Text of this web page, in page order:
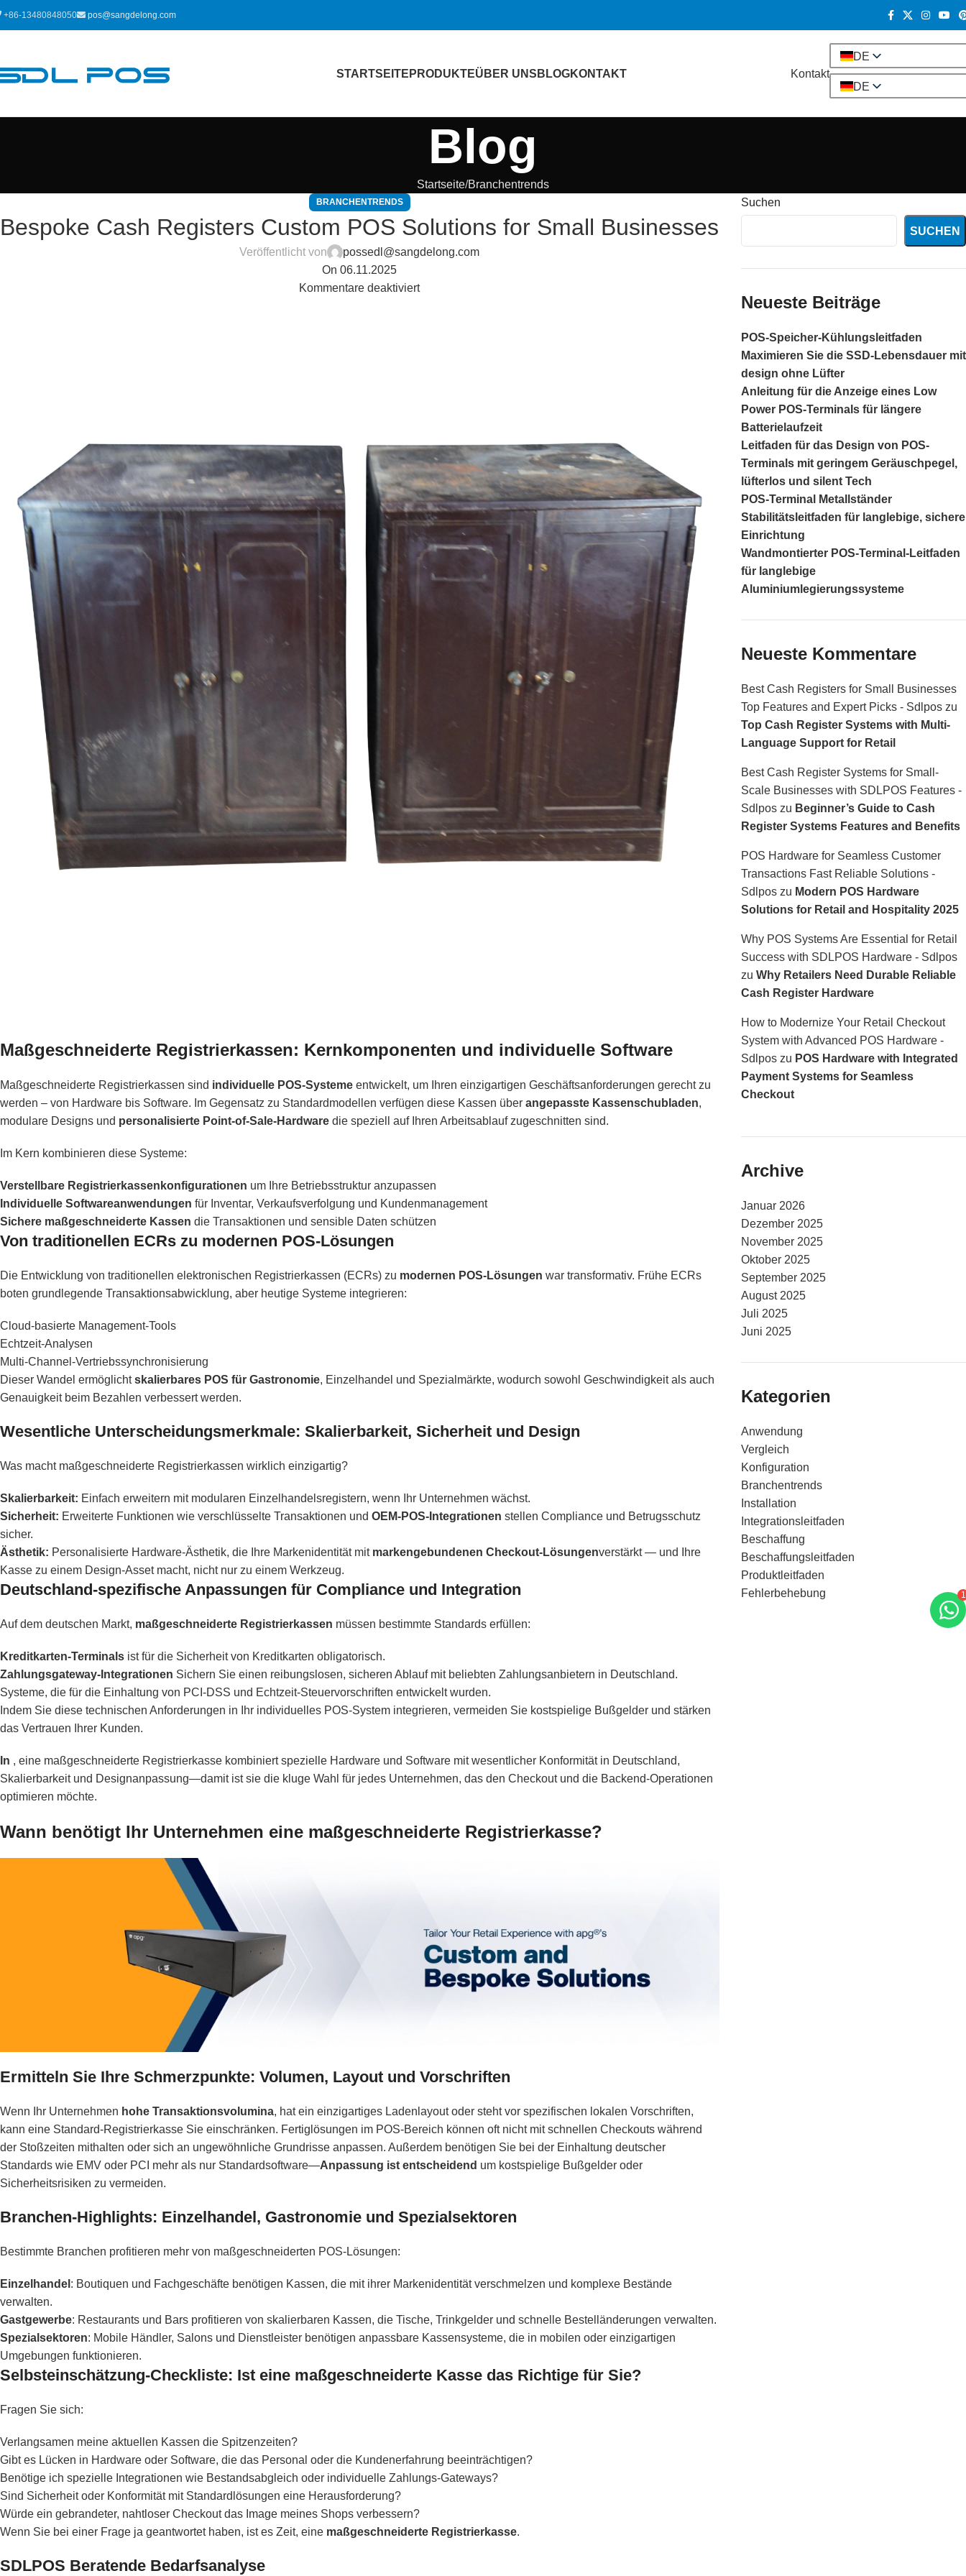
+86-13480848050 pos@sangdelong.com
STARTSEITE PRODUKTEÜBER UNS BLOGKONTAKT Kontakt
DE
DE
Blog
Startseite Branchentrends
BRANCHENTRENDS
Bespoke Cash Registers Custom POS Solutions for Small Businesses
Veröffentlicht von
possedl@sangdelong.com
On 06.11.2025
Kommentare deaktiviert
Maßgeschneiderte Registrierkassen: Kernkomponenten und individuelle Software
Maßgeschneiderte Registrierkassen sind individuelle POS-Systeme entwickelt, um Ihren einzigartigen Geschäftsanforderungen gerecht zu
werden – von Hardware bis Software. Im Gegensatz zu Standardmodellen verfügen diese Kassen über angepasste Kassenschubladen,
modulare Designs und personalisierte Point-of-Sale-Hardware die speziell auf Ihren Arbeitsablauf zugeschnitten sind.
Im Kern kombinieren diese Systeme:
Verstellbare Registrierkassenkonfigurationen um Ihre Betriebsstruktur anzupassen
Individuelle Softwareanwendungen für Inventar, Verkaufsverfolgung und Kundenmanagement
Sichere maßgeschneiderte Kassen die Transaktionen und sensible Daten schützen
Von traditionellen ECRs zu modernen POS-Lösungen
Die Entwicklung von traditionellen elektronischen Registrierkassen (ECRs) zu modernen POS-Lösungen war transformativ. Frühe ECRs
boten grundlegende Transaktionsabwicklung, aber heutige Systeme integrieren:
Cloud-basierte Management-Tools
Echtzeit-Analysen
Multi-Channel-Vertriebssynchronisierung
Dieser Wandel ermöglichtskalierbares POS für Gastronomie, Einzelhandel und Spezialmärkte, wodurch sowohl Geschwindigkeit als auch
Genauigkeit beim Bezahlen verbessert werden.
Wesentliche Unterscheidungsmerkmale: Skalierbarkeit, Sicherheit und Design
Was macht maßgeschneiderte Registrierkassen wirklich einzigartig?
Skalierbarkeit: Einfach erweitern mit modularen Einzelhandelsregistern, wenn Ihr Unternehmen wächst.
Sicherheit: Erweiterte Funktionen wie verschlüsselte Transaktionen und OEM-POS-Integrationen stellen Compliance und Betrugsschutz
sicher.
Ästhetik: Personalisierte Hardware-Ästhetik, die Ihre Markenidentität mit markengebundenen Checkout-Lösungenverstärkt — und Ihre
Kasse zu einem Design-Asset macht, nicht nur zu einem Werkzeug.
Deutschland-spezifische Anpassungen für Compliance und Integration
Auf dem deutschen Markt, maßgeschneiderte Registrierkassen müssen bestimmte Standards erfüllen:
Kreditkarten-Terminals ist für die Sicherheit von Kreditkarten obligatorisch.
Zahlungsgateway-Integrationen Sichern Sie einen reibungslosen, sicheren Ablauf mit beliebten Zahlungsanbietern in Deutschland.
Systeme, die für die Einhaltung von PCI-DSS und Echtzeit-Steuervorschriften entwickelt wurden.
Indem Sie diese technischen Anforderungen in Ihr individuelles POS-System integrieren, vermeiden Sie kostspielige Bußgelder und stärken
das Vertrauen Ihrer Kunden.
In , eine maßgeschneiderte Registrierkasse kombiniert spezielle Hardware und Software mit wesentlicher Konformität in Deutschland,
Skalierbarkeit und Designanpassung—damit ist sie die kluge Wahl für jedes Unternehmen, das den Checkout und die Backend-Operationen
optimieren möchte.
Wann benötigt Ihr Unternehmen eine maßgeschneiderte Registrierkasse?
Ermitteln Sie Ihre Schmerzpunkte: Volumen, Layout und Vorschriften
Wenn Ihr Unternehmen hohe Transaktionsvolumina, hat ein einzigartiges Ladenlayout oder steht vor spezifischen lokalen Vorschriften,
kann eine Standard-Registrierkasse Sie einschränken. Fertiglösungen im POS-Bereich können oft nicht mit schnellen Checkouts während
der Stoßzeiten mithalten oder sich an ungewöhnliche Grundrisse anpassen. Außerdem benötigen Sie bei der Einhaltung deutscher
Standards wie EMV oder PCI mehr als nur Standardsoftware—Anpassung ist entscheidend um kostspielige Bußgelder oder
Sicherheitsrisiken zu vermeiden.
Branchen-Highlights: Einzelhandel, Gastronomie und Spezialsektoren
Bestimmte Branchen profitieren mehr von maßgeschneiderten POS-Lösungen:
Einzelhandel : Boutiquen und Fachgeschäfte benötigen Kassen, die mit ihrer Markenidentität verschmelzen und komplexe Bestände
verwalten.
Gastgewerbe: Restaurants und Bars profitieren von skalierbaren Kassen, die Tische, Trinkgelder und schnelle Bestelländerungen verwalten.
Spezialsektoren: Mobile Händler, Salons und Dienstleister benötigen anpassbare Kassensysteme, die in mobilen oder einzigartigen
Umgebungen funktionieren.
Selbsteinschätzung-Checkliste: Ist eine maßgeschneiderte Kasse das Richtige für Sie?
Fragen Sie sich:
Verlangsamen meine aktuellen Kassen die Spitzenzeiten?
Gibt es Lücken in Hardware oder Software, die das Personal oder die Kundenerfahrung beeinträchtigen?
Benötige ich spezielle Integrationen wie Bestandsabgleich oder individuelle Zahlungs-Gateways?
Sind Sicherheit oder Konformität mit Standardlösungen eine Herausforderung?
Würde ein gebrandeter, nahtloser Checkout das Image meines Shops verbessern?
Wenn Sie bei einer Frage ja geantwortet haben, ist es Zeit, eine maßgeschneiderte Registrierkasse.
SDLPOS Beratende Bedarfsanalyse
Suchen
SUCHEN
Neueste Beiträge
POS-Speicher-Kühlungsleitfaden
Maximieren Sie die SSD-Lebensdauer mit
design ohne Lüfter
Anleitung für die Anzeige eines Low
Power POS-Terminals für längere
Batterielaufzeit
Leitfaden für das Design von POS-
Terminals mit geringem Geräuschpegel,
lüfterlos und silent Tech
POS-Terminal Metallständer
Stabilitätsleitfaden für langlebige, sichere
Einrichtung
Wandmontierter POS-Terminal-Leitfaden
für langlebige
Aluminiumlegierungssysteme
Neueste Kommentare
Best Cash Registers for Small Businesses
Top Features and Expert Picks - Sdlposzu
Top Cash Register Systems with Multi-
Language Support for Retail
Best Cash Register Systems for Small-
Scale Businesses with SDLPOS Features -
Sdlposzu Beginner’s Guide to Cash
Register Systems Features and Benefits
POS Hardware for Seamless Customer
Transactions Fast Reliable Solutions -
Sdlposzu Modern POS Hardware
Solutions for Retail and Hospitality 2025
Why POS Systems Are Essential for Retail
Success with SDLPOS Hardware - Sdlpos
zu Why Retailers Need Durable Reliable
Cash Register Hardware
How to Modernize Your Retail Checkout
System with Advanced POS Hardware -
Sdlposzu POS Hardware with Integrated
Payment Systems for Seamless
Checkout
Archive
Januar 2026
Dezember 2025
November 2025
Oktober 2025
September 2025
August 2025
Juli 2025
Juni 2025
Kategorien
Anwendung
Vergleich
Konfiguration
Branchentrends
Installation
Integrationsleitfaden
Beschaffung
Beschaffungsleitfaden
Produktleitfaden
Fehlerbehebung
1